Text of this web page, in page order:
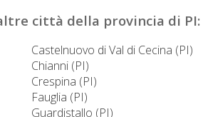
città della provincia di PI:
Castelnuovo di Val di Cecina (PI)
Chianni (PI)
Crespina (PI)
Fauglia (PI)
Guardistallo (PI)